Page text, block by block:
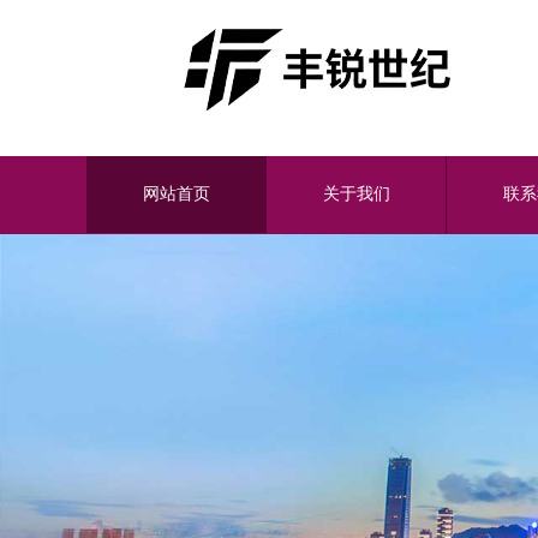
网站首页 关于我们 联